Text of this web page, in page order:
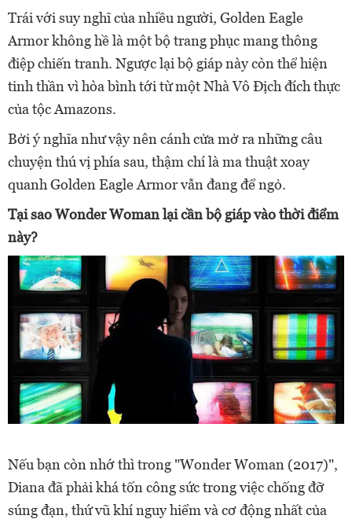
Trái với suy nghĩ của nhiều người, Golden Eagle
Armor không hề là một bộ trang phục mang thông
điệp chiến tranh. Ngược lại bộ giáp này còn thể hiện
tinh thần vì hòa bình tới từ một Nhà Vô Địch đích thực
của tộc Amazons.
Bởi ý nghĩa như vậy nên cánh cửa mở ra những câu
chuyện thú vị phía sau, thậm chí là ma thuật xoay
quanh Golden Eagle Armor vẫn đang để ngỏ.
Tại sao Wonder Woman lại cần bộ giáp vào thời điểm
này?
Nếu bạn còn nhớ thì trong "Wonder Woman (2017)",
Diana đã phải khá tốn công sức trong việc chống đỡ
súng đạn, thứ vũ khí nguy hiểm và cơ động nhất của